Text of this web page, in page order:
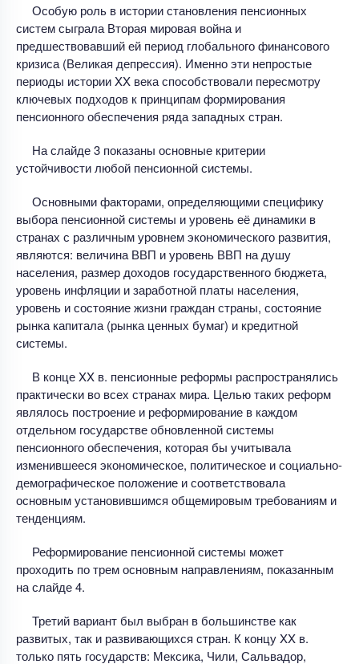
Особую роль в истории становления пенсионных
систем сыграла Вторая мировая война и
предшествовавший ей период глобального финансового
кризиса (Великая депрессия). Именно эти непростые
периоды истории XX века способствовали пересмотру
ключевых подходов к принципам формирования
пенсионного обеспечения ряда западных стран.
На слайде 3 показаны основные критерии
устойчивости любой пенсионной системы.
Основными факторами, определяющими специфику
выбора пенсионной системы и уровень её динамики в
странах с различным уровнем экономического развития,
являются: величина ВВП и уровень ВВП на душу
населения, размер доходов государственного бюджета,
уровень инфляции и заработной платы населения,
уровень и состояние жизни граждан страны, состояние
рынка капитала (рынка ценных бумаг) и кредитной
системы.
В конце XX в. пенсионные реформы распространялись
практически во всех странах мира. Целью таких реформ
являлось построение и реформирование в каждом
отдельном государстве обновленной системы
пенсионного обеспечения, которая бы учитывала
изменившееся экономическое, политическое и социально-
демографическое положение и соответствовала
основным установившимся общемировым требованиям и
тенденциям.
Реформирование пенсионной системы может
проходить по трем основным направлениям, показанным
на слайде 4.
Третий вариант был выбран в большинстве как
развитых, так и развивающихся стран. К концу XX в.
только пять государств: Мексика, Чили, Сальвадор,